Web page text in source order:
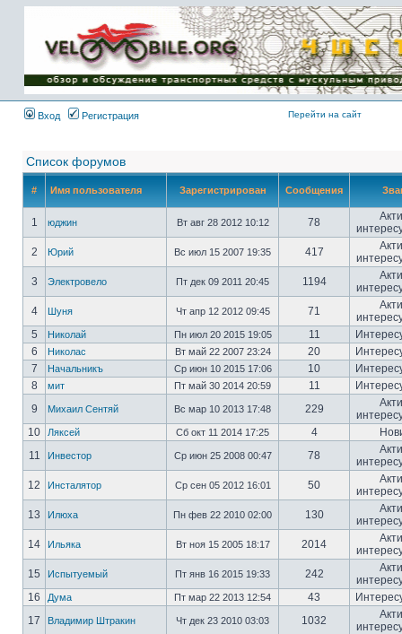
Имя пользователя:
Пароль:
{ LOG_ME_IN_SHORT
}
Вход
Регистрация Перейти на сайт
Список форумов
# Имя пользователя Зарегистрирован Сообщения
1 юджин Вт авг 28 2012 10:12 78
2
Юрий Вс июл 15 2007 19:35 417
3
Электровело Пт дек 09 2011 20:45 1194
4
Шуня Чт апр 12 2012 09:45 71
5
Николай Пн июл 20 2015 19:05 11
6
Николас Вт май 22 2007 23:24 20
7
Начальникъ Ср июн 10 2015 17:06 10
8
мит Пт май 30 2014 20:59 11
9
Михаил Сентяй Вс мар 10 2013 17:48 229
10
Ляксей Сб окт 11 2014 17:25 4
11
Инвестор Ср июн 25 2008 00:47 78
12
Инсталятор Ср сен 05 2012 16:01 50
13
Илюха Пн фев 22 2010 02:00 130
14
Ильяка Вт ноя 15 2005 18:17 2014
15
Испытуемый Пт янв 16 2015 19:33 242
16
Дума Пт мар 22 2013 12:54 43
17
Владимир Штракин Чт дек 23 2010 03:03 1032